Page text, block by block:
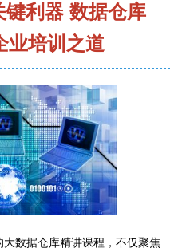
利器 数据仓库
业培训之道
数据仓库精讲课程，不仅聚焦